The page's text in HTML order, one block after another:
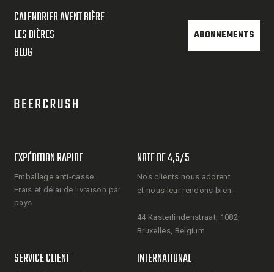
CALENDRIER AVENT BIÈRE
LES BIÈRES
BLOG
ABONNEMENTS
EXPÉDITION RAPIDE
Emballage anti-casse
Frais et délai de livraison par
pays
NOTE DE 4,5/5
Nos clients nous adorent
et nous leur rendons bien.
44 Kasterlindenstraat, 1082,
Bruxelles, Belgium
SERVICE CLIENT INTERNATIONAL